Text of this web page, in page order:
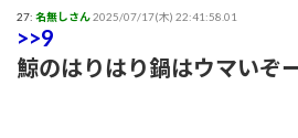
27: 名無しさん2025/07/17(木) 22:41:58.01
>>9
鯨のはりはり鍋はウマいぞ